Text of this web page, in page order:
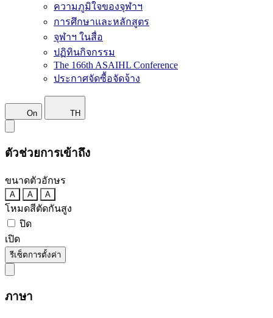
ความภูมิใจของจุฬาฯ
การศึกษาและหลักสูตร
จุฬาฯ ในสื่อ
ปฏิทินกิจกรรม
The 166th ASAIHL Conference
ประกาศจัดซื้อจัดจ้าง
On TH
ตัวช่วยการเข้าถึง
ขนาดตัวอักษร
A A A
โหมดสีตัดกันสูง
ปิด
เปิด
รีเซ็ตการตั้งค่า
ภาษา